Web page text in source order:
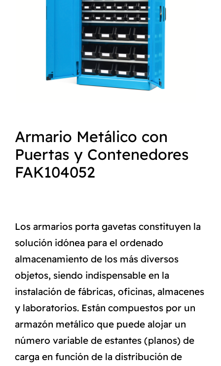
NORMAS ISO
CONTACTO
Armario Metálico con
Puertas y Contenedores
FAK104052
Los armarios porta gavetas constituyen la
solución idónea para el ordenado
almacenamiento de los más diversos
objetos, siendo indispensable en la
instalación de fábricas, oficinas, almacenes
y laboratorios. Están compuestos por un
armazón metálico que puede alojar un
número variable de estantes (planos) de
carga en función de la distribución de